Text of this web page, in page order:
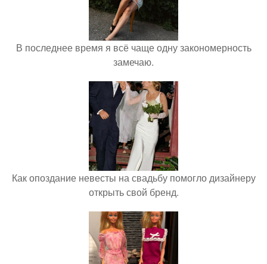
В последнее время я всё чаще одну закономерность
замечаю.
Как опоздание невесты на свадьбу помогло дизайнеру
открыть свой бренд.